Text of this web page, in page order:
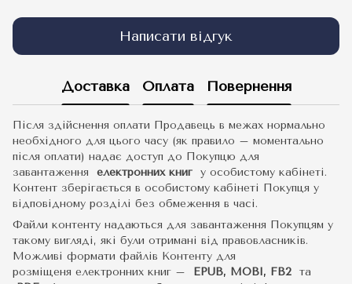
Написати відгук
Доставка Оплата Повернення
Після здійснення оплати Продавець в межах нормально
необхідного для цього часу (як правило – моментально
після оплати) надає доступ до Покупцю для
завантаження електронних книг у особистому кабінеті.
Контент зберігається в особистому кабінеті Покупця у
відповідному розділі без обмеження в часі.
Файли контенту надаються для завантаження Покупцям у
такому вигляді, які були отримані від правовласників.
Можливі формати файлів Контенту для
розміщеня електронних книг –
EPUB, MOBI, FB2 та